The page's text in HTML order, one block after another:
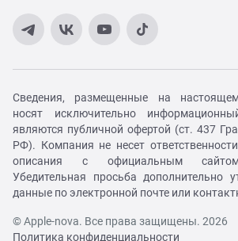
Сведения, размещенные на настоящем
носят исключительно
являются публичной офертой (ст. 437
РФ). Компания не несет
описания с официальным сайтом
Убедительная просьба дополнительно
данные по электронной почте или
© Apple-nova. Все права защищены. 2026
Политика конфиденциальности